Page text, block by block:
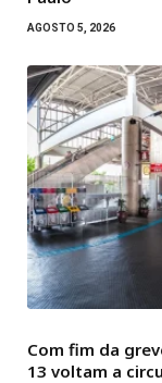
AGOSTO 5, 2026
Com fim da
13 voltam a